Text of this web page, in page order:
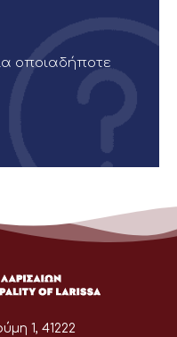
οποιαδήποτε
1, 41222